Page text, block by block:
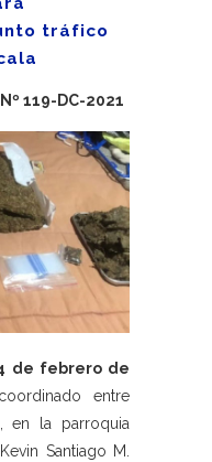
tráfico
Nº 119-DC-2021
de febrero de
entre
en la parroquia
Santiago M.